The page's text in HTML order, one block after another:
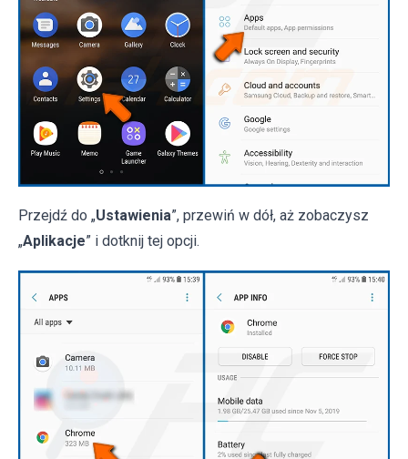
Przejdź do „Ustawienia”, przewiń w dół, aż zobaczysz
„Aplikacje” i dotknij tej opcji.